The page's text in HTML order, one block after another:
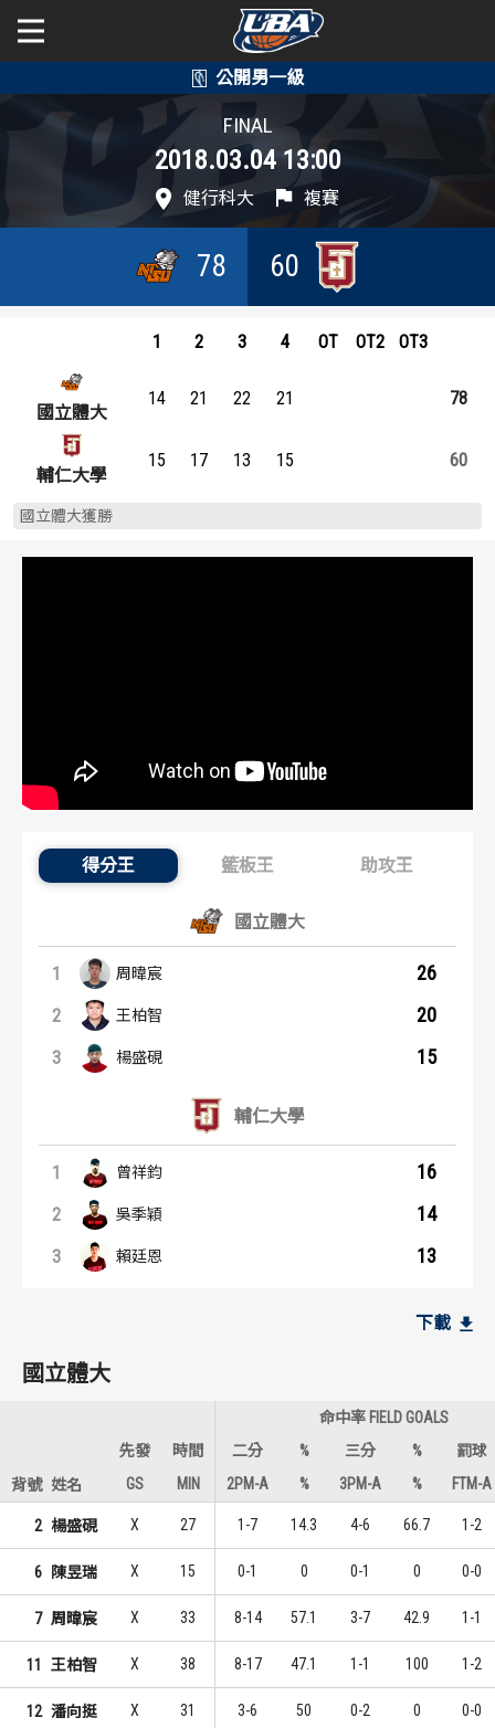
公開男一級
學年度
賽事資訊
戰績排行
球隊資訊
選手資訊
數據統計
公開女一級
學年度
賽事資訊
戰績排行
球隊資訊
選手資訊
數據統計
FINAL
2018.03.04 13:00
健行科大 複賽
78 60
1 2 3 4 OT OT2 OT3
國立體大
14 21 22 21 78
60
15 17 13 15
輔仁大學
國立體大獲勝
得分王 籃板王 助攻王
得分王：內容起點
國立體大
1 周暐宸 26
2 王柏智 20
3 楊盛硯 15
輔仁大學
1 曾祥鈞 16
2 吳季穎 14
3 賴廷恩 13
1
楊盛硯 6
輔仁大學
1 曾祥鈞 21
5
3 賴廷恩 4
1
李家慷 4
輔仁大學
1 吳季穎
1
2 蔡揚名 1
下載
國立體大
命中率 FIELD GOALS
先發
時間 二分 % 三分 %
罰球
背號 姓名 GS MIN 2PM-A % 3PM-A % FTM-A
2 楊盛硯 X 27 1-7 14.3 4-6 66.7 1-2
6 陳昱瑞 X 15 0-1 0 0-1 0 0-0
7 周暐宸 X 33 8-14 57.1 3-7 42.9 1-1
11 王柏智 X 38 8-17 47.1 1-1 100 1-2
12 潘向挺 X 31 3-6 50 0-2 0 0-0